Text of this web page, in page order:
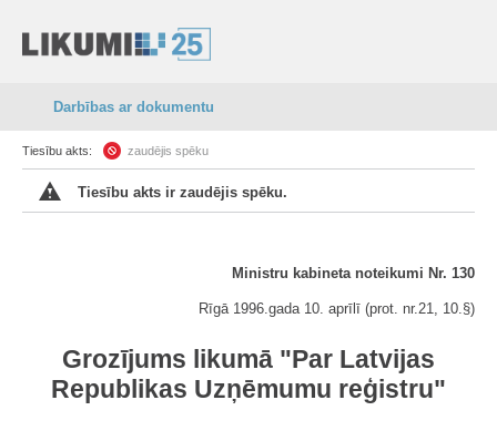
Darbības ar dokumentu
Tiesību akts: zaudējis spēku
Tiesību akts ir zaudējis spēku.
Ministru kabineta noteikumi Nr. 130
Rīgā 1996.gada 10. aprīlī (prot. nr.21, 10.§)
Grozījums likumā "Par Latvijas
Republikas Uzņēmumu reģistru"